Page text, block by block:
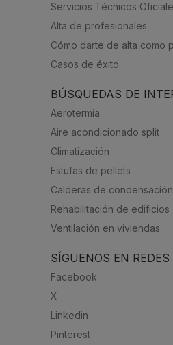
Servicios Técnicos
Alta de profesionales
Cómo darte de alta como
Casos de éxito
BÚSQUEDAS DE
Aerotermia
Aire acondicionado split
Climatización
Estufas de pellets
Calderas de condensación
Rehabilitación de edificios
Ventilación en viviendas
SÍGUENOS EN REDES
Facebook
X
Linkedin
Pinterest